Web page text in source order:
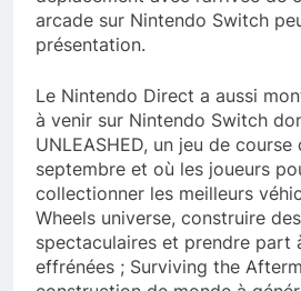
arcade sur Nintendo Switch
présentation.
Le Nintendo Direct a aussi
à venir sur Nintendo Switch
UNLEASHED, un jeu de
septembre et où les joueurs
collectionner les meilleurs
Wheels universe, construire
spectaculaires et prendre part
effrénées ; Surviving the